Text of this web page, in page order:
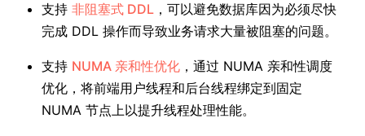
支持非阻塞式 DDL ，可以避免数据库因为必须尽快
完成 DDL 操作而导致业务请求大量被阻塞的问题。
支持 NUMA 亲和性优化 ，通过 NUMA 亲和性调度
优化，将前端用户线程和后台线程绑定到固定
NUMA 节点上以提升线程处理性能。